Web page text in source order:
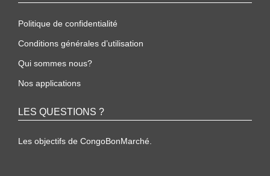
Politique de confidentialité
Conditions générales d’utilisation
Qui sommes nous?
Nos applications
LES QUESTIONS ?
Les objectifs de CongoBonMarché.